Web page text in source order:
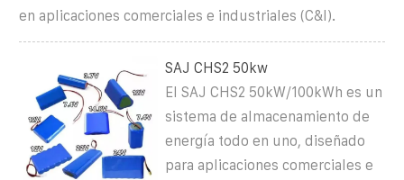
en aplicaciones comerciales e industriales (C&I).
SAJ CHS2 50kw
El SAJ CHS2 50kW/100kWh es un
sistema de almacenamiento de
energía todo en uno, diseñado
para aplicaciones comerciales e